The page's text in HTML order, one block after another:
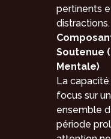
pertinents
distractions.
Soutenue
Mentale)
La
focus sur
ensemble
période